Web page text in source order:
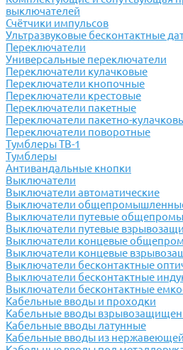
выключателей
Счётчики импульсов
Ультразвуковые бесконтактные
Переключатели
Универсальные переключатели
Переключатели кулачковые
Переключатели кнопочные
Переключатели крестовые
Переключатели пакетные
Переключатели пакетно-
Переключатели поворотные
Тумблеры ТВ-1
Тумблеры
Антивандальные кнопки
Выключатели
Выключатели автоматические
Выключатели
Выключатели путевые
Выключатели путевые
Выключатели концевые
Выключатели концевые
Выключатели бесконтактные
Выключатели бесконтактные
Выключатели бесконтактные
Кабельные вводы и проходки
Кабельные вводы
Кабельные вводы латунные
Кабельные вводы из